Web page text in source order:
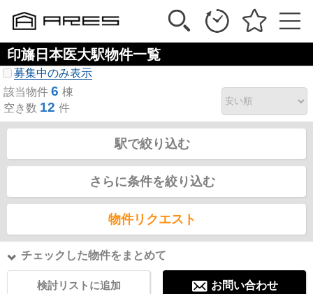
印旛日本医大駅物件一覧
募集中のみ表示
該当物件 6 棟
空き数 12 件
駅で絞り込む
さらに条件を絞り込む
物件リクエスト
チェックした物件をまとめて
検討リストに追加 お問い合わせ